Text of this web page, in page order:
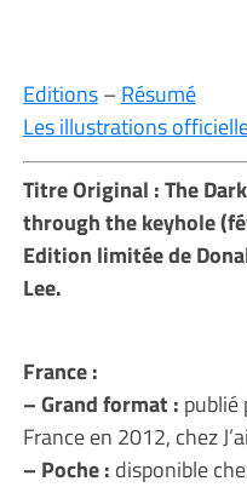
Editions–Résumé
Les illustrations
Titre Original : The
through the keyhole
Edition limitée de
Lee.
France :
– Grand format : publié
France en 2012, chez
– Poche : disponible